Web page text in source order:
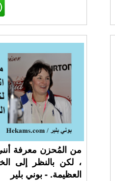
من المُحزن معرفة
، لكن بالنظر إلى
العظيمة. - بوني بلير